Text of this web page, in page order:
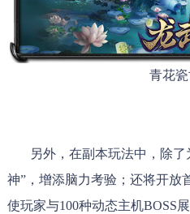
青花
另外，在副本玩法中，除了
神”，增添脑力考验；还将开放
使玩家与100种动态主机BOSS